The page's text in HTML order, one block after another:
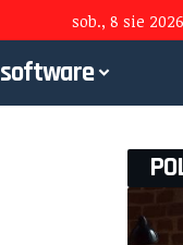
sob., 8 sie 2026
software